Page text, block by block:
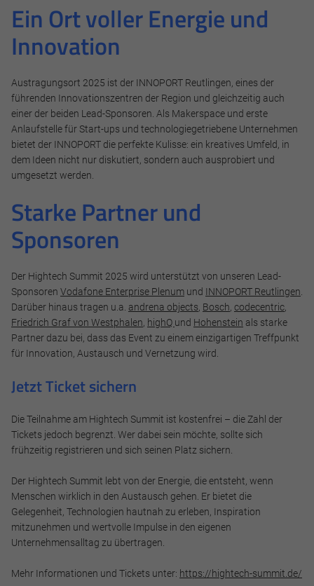
Ein Ort voller Energie und
Innovation
Austragungsort 2025 ist der INNOPORT Reutlingen, eines der
führenden Innovationszentren der Region und gleichzeitig auch
einer der beiden Lead-Sponsoren. Als Makerspace und erste
Anlaufstelle für Start-ups und technologiegetriebene Unternehmen
bietet der INNOPORT die perfekte Kulisse: ein kreatives Umfeld, in
dem Ideen nicht nur diskutiert, sondern auch ausprobiert und
umgesetzt werden.
Starke Partner und
Sponsoren
Der Hightech Summit 2025 wird unterstützt von unseren Lead-
Sponsoren Vodafone Enterprise Plenum und INNOPORT Reutlingen.
Darüber hinaus tragen u.a. andrena objects, Bosch, codecentric,
Friedrich Graf von Westphalen, highQ und Hohenstein als starke
Partner dazu bei, dass das Event zu einem einzigartigen Treffpunkt
für Innovation, Austausch und Vernetzung wird.
Jetzt Ticket sichern
Die Teilnahme am Hightech Summit ist kostenfrei – die Zahl der
Tickets jedoch begrenzt. Wer dabei sein möchte, sollte sich
frühzeitig registrieren und sich seinen Platz sichern.
Der Hightech Summit lebt von der Energie, die entsteht, wenn
Menschen wirklich in den Austausch gehen. Er bietet die
Gelegenheit, Technologien hautnah zu erleben, Inspiration
mitzunehmen und wertvolle Impulse in den eigenen
Unternehmensalltag zu übertragen.
Mehr Informationen und Tickets unter: https://hightech-summit.de/
weitergeleitet.
Cookie Informationen anzeigen
Speichern